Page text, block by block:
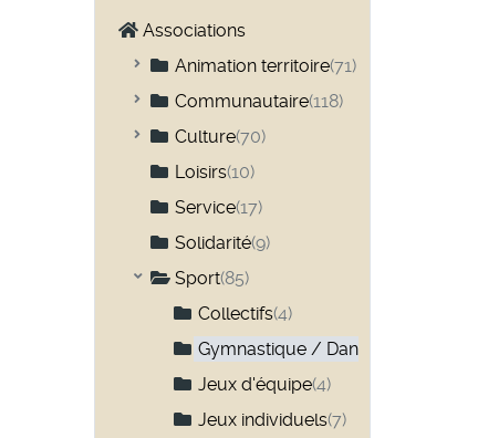
Associations
Animation territoire(71)
Comité des fêtes(42)
Communautaire(118)
Anciens combattants
Chasse et pêche
Club 3ième âge
Habitants(13)
Parents d'élèves
Professionnels(8)
Sapeurs-pompiers(13)
Culture(70)
Artisanat(3)
Arts(3)
Festival / Concert
Musique(24)
Chorale(10)
Patrimoine(28)
Historique(20)
Naturel(7)
Théâtre(8)
Loisirs(10)
Service(17)
Solidarité(9)
Sport(85)
Collectifs(4)
Gymnastique / Danse
Jeux d'équipe(4)
Jeux individuels(7)